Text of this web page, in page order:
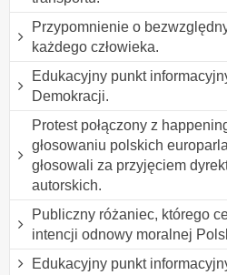
Przypomnienie o
każdego człowieka.
Edukacyjny punkt
Demokracji.
Protest połączony z
głosowaniu polskich
głosowali za przyjęciem
autorskich.
Publiczny różaniec, którego
intencji odnowy moralnej
Edukacyjny punkt